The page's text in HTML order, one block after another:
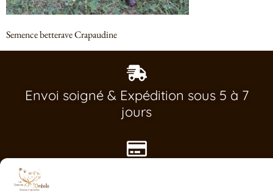
Semence betterave Crapaudine
Envoi soigné & Expédition sous 5 à 7
jours
Paiement Sécurisé avec Payplug